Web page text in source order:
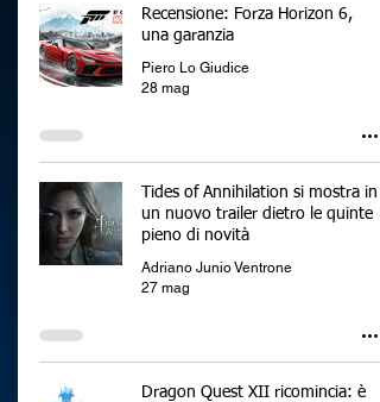
Recensione: Forza Horizon 6,
una garanzia
Piero Lo Giudice
28 mag
Tides of Annihilation si mostra in
un nuovo trailer dietro le quinte
pieno di novità
Adriano Junio Ventrone
27 mag
Dragon Quest XII ricomincia: è